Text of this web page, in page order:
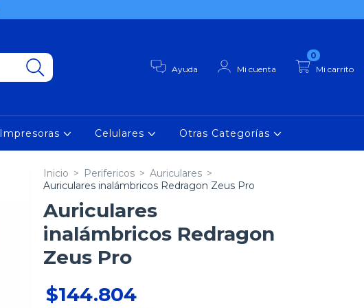
Ayuda Mi cuenta Mi carrito
0
Impresoras Celulares Otras Categorías
Inicio > Perifericos > Auriculares >
Auriculares inalámbricos Redragon Zeus Pro
Auriculares
inalámbricos Redragon
Zeus Pro
$144.804